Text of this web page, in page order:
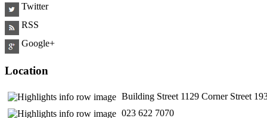
Twitter
RSS
Google+
Location
Building Street 1129 Corner Street
​ 023 622 7070